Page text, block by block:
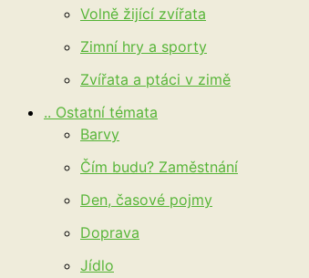
Volně žijící zvířata
Zimní hry a sporty
Zvířata a ptáci v zimě
.. Ostatní témata
Barvy
Čím budu? Zaměstnání
Den, časové pojmy
Doprava
Jídlo